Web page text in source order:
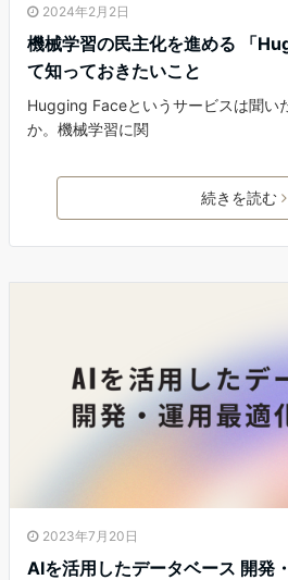
2024年2月2日
機械学習の民主化を進める 「
て知っておきたいこと
Hugging Faceというサービスは聞い
か。機械学習に関
続きを読む
2023年7月20日
AIを活用したデータベース 開発